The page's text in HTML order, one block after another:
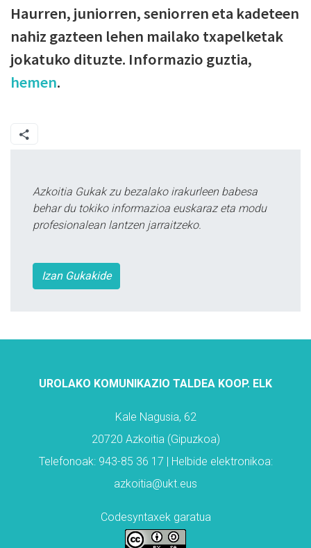
Haurren, juniorren, seniorren eta kadeteen
nahiz gazteen lehen mailako txapelketak
jokatuko dituzte. Informazio guztia,
hemen.
Azkoitia Gukak zu bezalako irakurleen babesa
behar du tokiko informazioa euskaraz eta modu
profesionalean lantzen jarraitzeko.
Izan Gukakide
UROLAKO KOMUNIKAZIO TALDEA KOOP. ELK
Kale Nagusia, 62
20720 Azkoitia (Gipuzkoa)
Telefonoak: 943-85 36 17 | Helbide elektronikoa:
azkoitia@ukt.eus
Codesyntaxek garatua